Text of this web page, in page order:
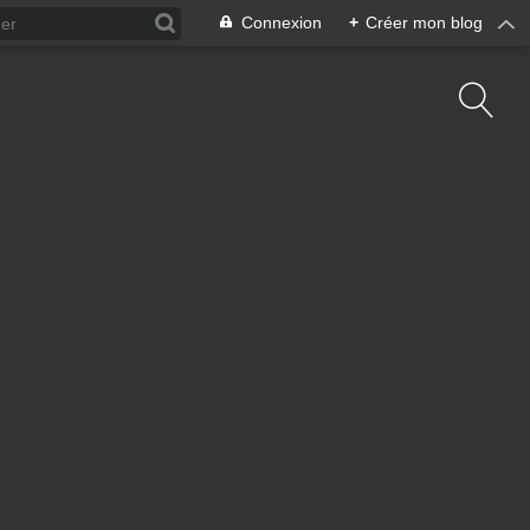
Connexion + Créer mon blog